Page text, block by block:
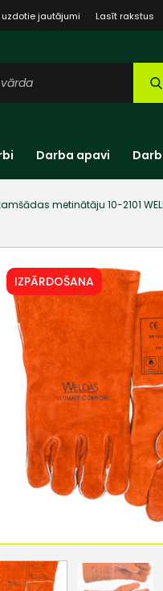
uzdotie jautājumi Lasīt rakstus
Darba apavi
metinātāju 10-2101
IZPĀRDOŠANA